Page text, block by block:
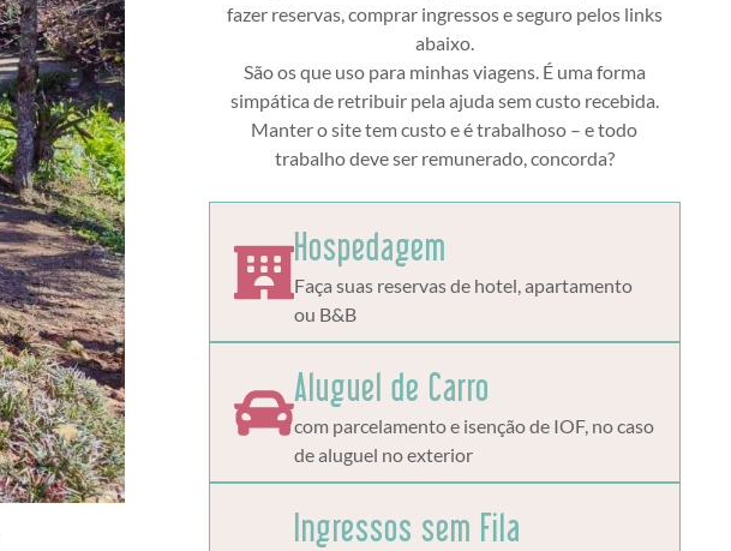
fazer reservas, comprar ingressos e seguro pelos links
abaixo.
São os que uso para minhas viagens. É uma forma
simpática de retribuir pela ajuda sem custo recebida.
Manter o site tem custo e é trabalhoso – e todo
trabalho deve ser remunerado, concorda?
Hospedagem
Faça suas reservas de hotel, apartamento
ou B&B
Aluguel de Carro
com parcelamento e isenção de IOF, no caso
de aluguel no exterior
Ingressos sem Fila